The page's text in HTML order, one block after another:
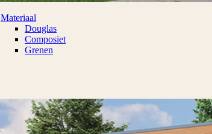
Materiaal
Douglas
Composiet
Grenen